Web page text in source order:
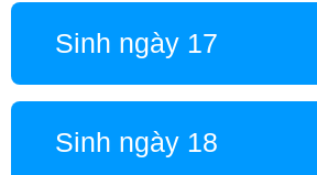
Sinh ngày 17
Sinh ngày 18